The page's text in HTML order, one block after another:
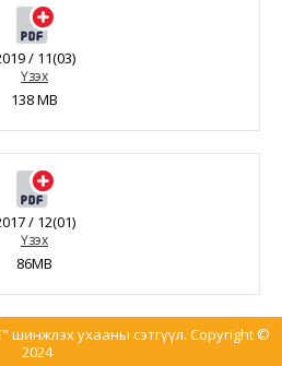
/ 11(03)
Үзэх
138 MB
/ 12(01)
Үзэх
86MB
ухааны сэтгүүл. Copyright ©
2024